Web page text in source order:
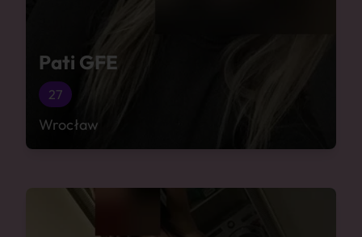
Pati GFE
27
Wrocław